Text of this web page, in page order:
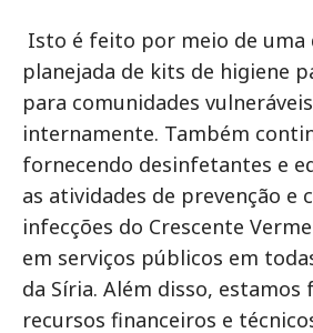
Isto é feito por meio de
planejada de kits de higiene
para comunidades
internamente. Também
fornecendo desinfetantes e
as atividades de prevenção e
infecções do Crescente
em serviços públicos em
da Síria. Além disso, estamos
recursos financeiros e